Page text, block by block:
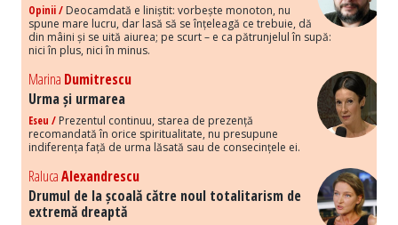
Opinii / Deocamdată e liniștit: vorbește monoton, nu
spune mare lucru, dar lasă să se înțeleagă ce trebuie, dă
din mâini și se uită aiurea; pe scurt – e ca pătrunjelul în supă:
nici în plus, nici în minus.
Marina Dumitrescu
Urma și urmarea
Eseu / Prezentul continuu, starea de prezență
recomandată în orice spiritualitate, nu presupune
indiferența față de urma lăsată sau de consecințele ei.
RalucaAlexandrescu
Drumul de la școală către noul totalitarism de
extremă dreaptă